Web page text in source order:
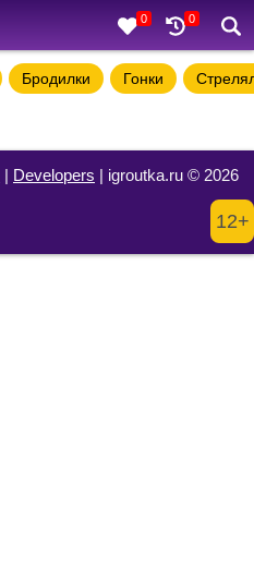
0 0
Бродилки Гонки
| Developers | igroutka.ru © 2026
12+